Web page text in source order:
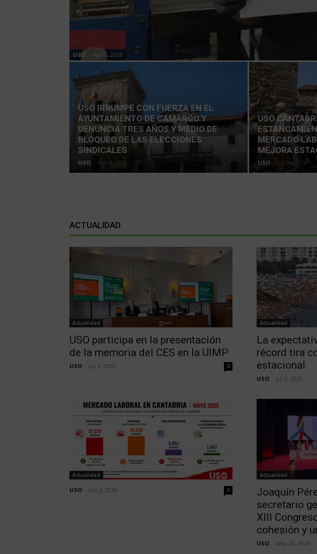
.
USO - Ago 6, 2026
USO IRRUMPE CON FUERZA EN EL
AYUNTAMIENTO DE CAMARGO Y
DENUNCIA TRES AÑOS Y MEDIO DE
BLOQUEO DE LAS ELECCIONES
SINDICALES
USO - Ago 4, 2026
USO
MERCADO
MEJORA
USO - Jul 29, 2026
ACTUALIDAD
Actualidad
USO participa en la presentación
de la memoria del CES en la UIMP
USO Jul 3, 2026 0
Actualidad
La
récord tira
estacional
USO Jul 2, 2026
Actualidad
USO Jun 2, 2026 0
Actualidad
Joaquín
secretario
XIII
cohesión y
USO May 23, 2026